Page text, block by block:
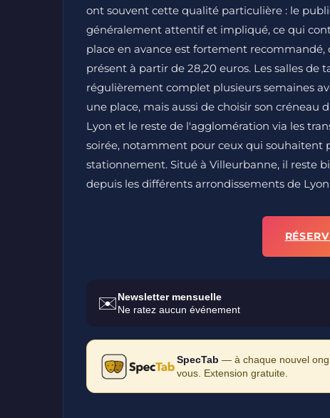
ont souvent cette qualité particulière : le
généralement attentif et impliqué, ce qui
place en avance est fortement
présent à partir de 28,20 euros. Les salles
régulièrement complet plusieurs semaines
une place, mais aussi de choisir son créneau
Lyon et le reste de l'agglomération via les
soirée, notamment pour ceux qui
stationnement. Situé à Villeurbanne, il reste
depuis les différents arrondissements de
✉️Newsletter mensuelle
Ne ratez aucun événement
SpecTab — à chaque nouvel
vous. Extension gratuite.